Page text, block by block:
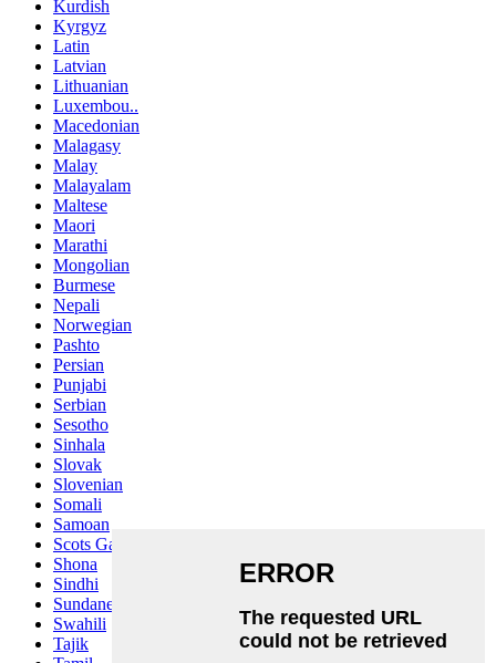
Kurdish
Kyrgyz
Latin
Latvian
Lithuanian
Luxembou..
Macedonian
Malagasy
Malay
Malayalam
Maltese
Maori
Marathi
Mongolian
Burmese
Nepali
Norwegian
Pashto
Persian
Punjabi
Serbian
Sesotho
Sinhala
Slovak
Slovenian
Somali
Samoan
Scots Gaelic
Shona
Sindhi
Sundanese
Swahili
Tajik